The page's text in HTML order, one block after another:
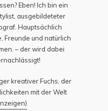
Eben! Ich bin ein
ausgebildeteter
Hauptsächlich
Freunde und natürlich
– der wird dabei
kreativer Fuchs, der
mit der Welt